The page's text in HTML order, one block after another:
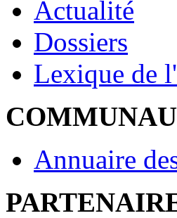
Actualité
Dossiers
Lexique de
Annuaire